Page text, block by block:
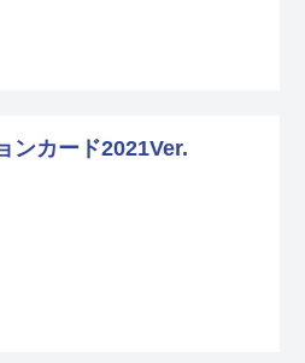
ンカード2021Ver.